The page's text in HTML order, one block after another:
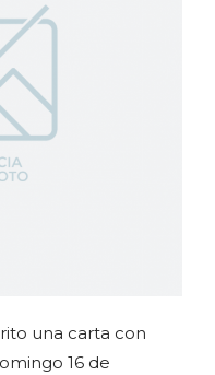
una carta con
16 de